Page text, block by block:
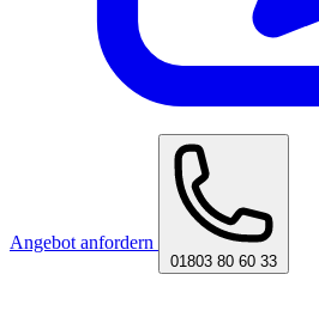
Angebot anfordern
01803 80 60 33